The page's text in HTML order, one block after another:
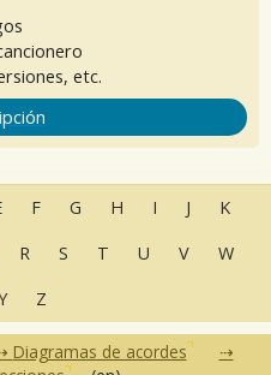
etc.
F G H I J
K
R S T U V
W
Z
Diagramas de acordes